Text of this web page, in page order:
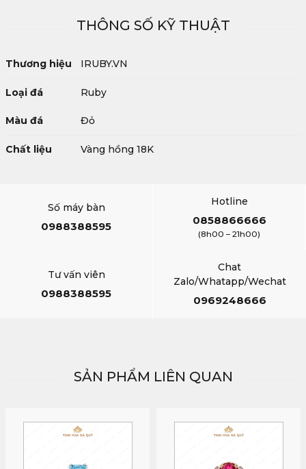
THÔNG SỐ KỸ THUẬT
Thương hiệu IRUBY.VN
Loại đá Ruby
Màu đá Đỏ
Chất liệu Vàng hồng 18K
Số máy bàn
0988388595
Hotline
0858866666
(8h00 – 21h00)
Tư vấn viên
0988388595
Chat
Zalo/Whatapp/Wechat
0969248666
SẢN PHẨM LIÊN QUAN